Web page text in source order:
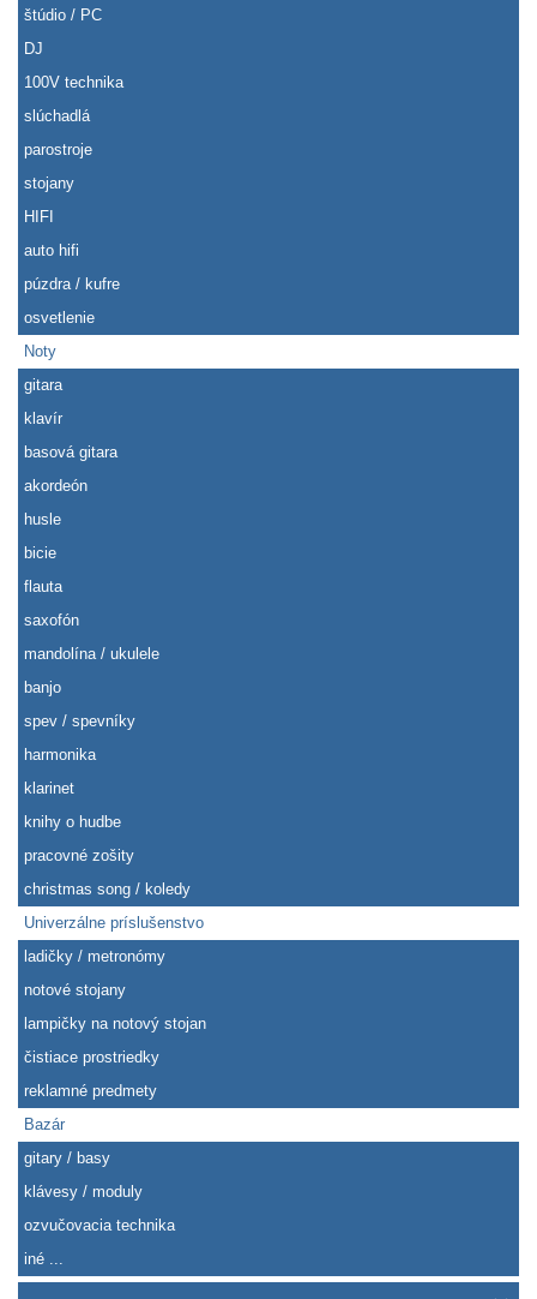
štúdio / PC
DJ
100V technika
slúchadlá
parostroje
stojany
HIFI
auto hifi
púzdra / kufre
osvetlenie
Noty
gitara
klavír
basová gitara
akordeón
husle
bicie
flauta
saxofón
mandolína / ukulele
banjo
spev / spevníky
harmonika
klarinet
knihy o hudbe
pracovné zošity
christmas song / koledy
Univerzálne príslušenstvo
ladičky / metronómy
notové stojany
lampičky na notový stojan
čistiace prostriedky
reklamné predmety
Bazár
gitary / basy
klávesy / moduly
ozvučovacia technika
iné ...